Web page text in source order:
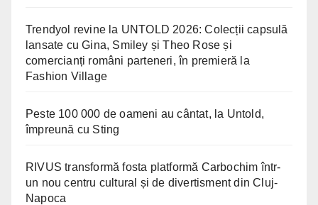
Trendyol revine la UNTOLD 2026: Colecții capsulă
lansate cu Gina, Smiley și Theo Rose și
comercianți români parteneri, în premieră la
Fashion Village
Peste 100 000 de oameni au cântat, la Untold,
împreună cu Sting
RIVUS transformă fosta platformă Carbochim într-
un nou centru cultural și de divertisment din Cluj-
Napoca